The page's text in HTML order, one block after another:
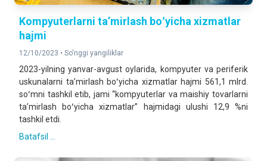
Kompyuterlarni taʼmirlash boʻyicha xizmatlar
hajmi
12/10/2023 • So'nggi yangiliklar
2023-yilning yanvar-avgust oylarida, kompyuter va periferik
uskunalarni taʼmirlash boʻyicha xizmatlar hajmi 561,1 mlrd.
soʻmni tashkil etib, jami “kompyuterlar va maishiy tovarlarni
taʼmirlash boʻyicha xizmatlar” hajmidagi ulushi 12,9 %ni
tashkil etdi.
Batafsil ...